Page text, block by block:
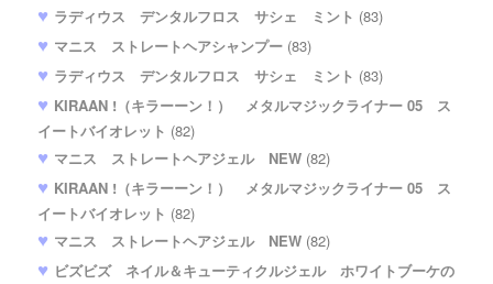
ラディウス デンタルフロス サシェ ミント (83)
マニス ストレートヘアシャンプー (83)
ラディウス デンタルフロス サシェ ミント (83)
KIRAAN !（キラーーン！） メタルマジックライナー 05 ス
イートバイオレット (82)
マニス ストレートヘアジェル NEW (82)
KIRAAN !（キラーーン！） メタルマジックライナー 05 ス
イートバイオレット (82)
マニス ストレートヘアジェル NEW (82)
ビズビズ ネイル＆キューティクルジェル ホワイトブーケの